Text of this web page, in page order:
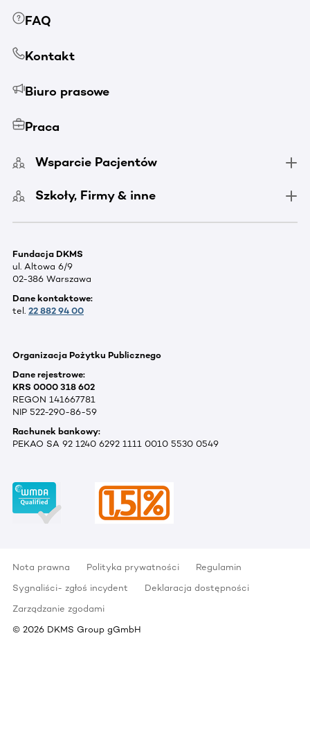
FAQ
Kontakt
Biuro prasowe
Praca
Wsparcie Pacjentów
Szkoły, Firmy & inne
Fundacja DKMS
ul. Altowa 6/9
02-386 Warszawa
Dane kontaktowe:
tel. 22 882 94 00
Organizacja Pożytku Publicznego
Dane rejestrowe:
KRS 0000 318 602
REGON 141667781
NIP 522-290-86-59
Rachunek bankowy:
PEKAO SA 92 1240 6292 1111 0010 5530 0549
Nota prawna Polityka prywatności
Regulamin
Sygnaliści- zgłoś incydent
Deklaracja dostępności
Zarządzanie zgodami
© 2026 DKMS Group gGmbH